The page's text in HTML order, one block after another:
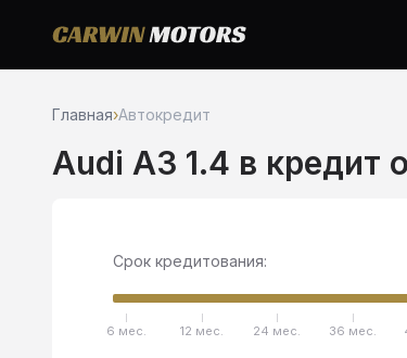
Главная›Автокредит
Audi A3 1.4 в кредит
Срок кредитования:
6 мес. 12 мес. 24 мес. 36 мес.